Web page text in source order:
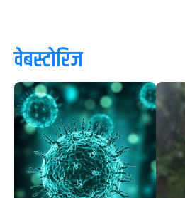
वेबस्टोरिज